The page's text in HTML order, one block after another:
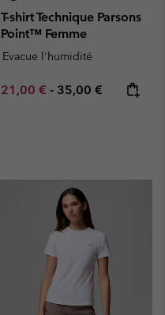
T-shirt Technique Parsons
Point™ Femme
Evacue l'humidité
Minimum sale price:
21,00 € - Maximum price:
35,00 €